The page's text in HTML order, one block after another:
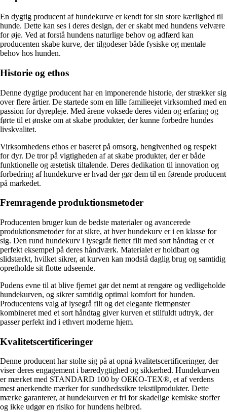
En dygtig producent af hundekurve er kendt for sin store kærlighed til
hunde. Dette kan ses i deres design, der er skabt med hundens velvære
for øje. Ved at forstå hundens naturlige behov og adfærd kan
producenten skabe kurve, der tilgodeser både fysiske og mentale
behov hos hunden.
Historie og ethos
Denne dygtige producent har en imponerende historie, der strækker sig
over flere årtier. De startede som en lille familieejet virksomhed med en
passion for dyrepleje. Med årene voksede deres viden og erfaring og
førte til et ønske om at skabe produkter, der kunne forbedre hundes
livskvalitet.
Virksomhedens ethos er baseret på omsorg, hengivenhed og respekt
for dyr. De tror på vigtigheden af at skabe produkter, der er både
funktionelle og æstetisk tiltalende. Deres dedikation til innovation og
forbedring af hundekurve er hvad der gør dem til en førende producent
på markedet.
Fremragende produktionsmetoder
Producenten bruger kun de bedste materialer og avancerede
produktionsmetoder for at sikre, at hver hundekurv er i en klasse for
sig. Den rund hundekurv i lysegråt flettet filt med sort håndtag er et
perfekt eksempel på deres håndværk. Materialet er holdbart og
slidstærkt, hvilket sikrer, at kurven kan modstå daglig brug og samtidig
opretholde sit flotte udseende.
Pudens evne til at blive fjernet gør det nemt at rengøre og vedligeholde
hundekurven, og sikrer samtidig optimal komfort for hunden.
Producentens valg af lysegrå filt og det elegante fletmønster
kombineret med et sort håndtag giver kurven et stilfuldt udtryk, der
passer perfekt ind i ethvert moderne hjem.
Kvalitetscertificeringer
Denne producent har stolte sig på at opnå kvalitetscertificeringer, der
viser deres engagement i bæredygtighed og sikkerhed. Hundekurven
er mærket med STANDARD 100 by OEKO-TEX®, et af verdens
mest anerkendte mærker for sundhedssikre tekstilprodukter. Dette
mærke garanterer, at hundekurven er fri for skadelige kemiske stoffer
og ikke udgør en risiko for hundens helbred.